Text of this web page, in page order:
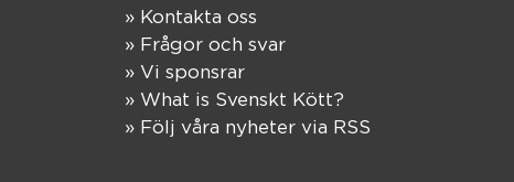
» Kontakta oss
» Frågor och svar
» Vi sponsrar
» What is Svenskt Kött?
» Följ våra nyheter via RSS